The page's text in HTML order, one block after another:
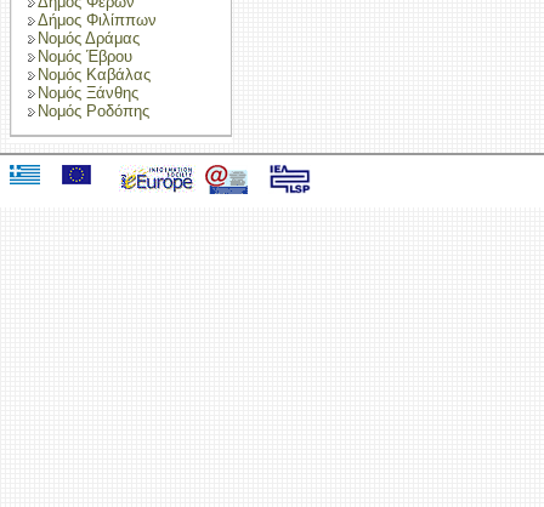
Δήμος Φιλίππων
Νομός Δράμας
Νομός Έβρου
Νομός Καβάλας
Νομός Ξάνθης
Νομός Ροδόπης